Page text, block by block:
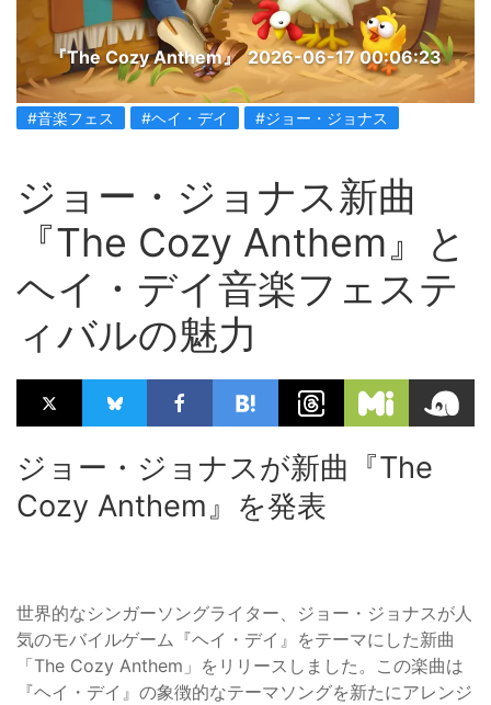
『The Cozy Anthem』 2026-06-17 00:06:23
#音楽フェス #ヘイ・デイ #ジョー・ジョナス
ジョー・ジョナス新曲
『The Cozy Anthem』と
ヘイ・デイ音楽フェステ
ィバルの魅力
ジョー・ジョナスが新曲『The
Cozy Anthem』を発表
世界的なシンガーソングライター、ジョー・ジョナスが人
気のモバイルゲーム『ヘイ・デイ』をテーマにした新曲
「The Cozy Anthem」をリリースしました。この楽曲は
『ヘイ・デイ』の象徴的なテーマソングを新たにアレンジ